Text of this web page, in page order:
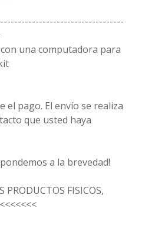
una computadora para
el pago. El envío se realiza
que usted haya
a la brevedad!
PRODUCTOS FISICOS,